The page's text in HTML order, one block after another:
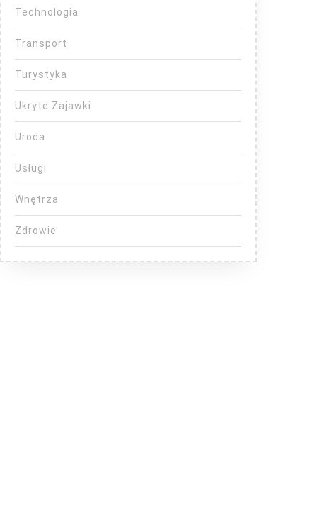
Technologia
Transport
Turystyka
Ukryte Zajawki
Uroda
Usługi
Wnętrza
Zdrowie